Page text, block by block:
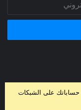
حساباتك على الشبكات